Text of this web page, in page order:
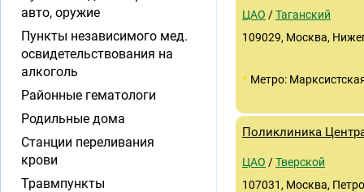
ЦАО /Таганский
109029, Москва,
• Метро:
Поликлиника
ЦАО /Тверской
107031, Москва,
авто, оружие
Пункты независимого мед.
освидетельствования на
алкоголь
Районные гематологи
Родильные дома
Станции переливания
крови
Травмпункты